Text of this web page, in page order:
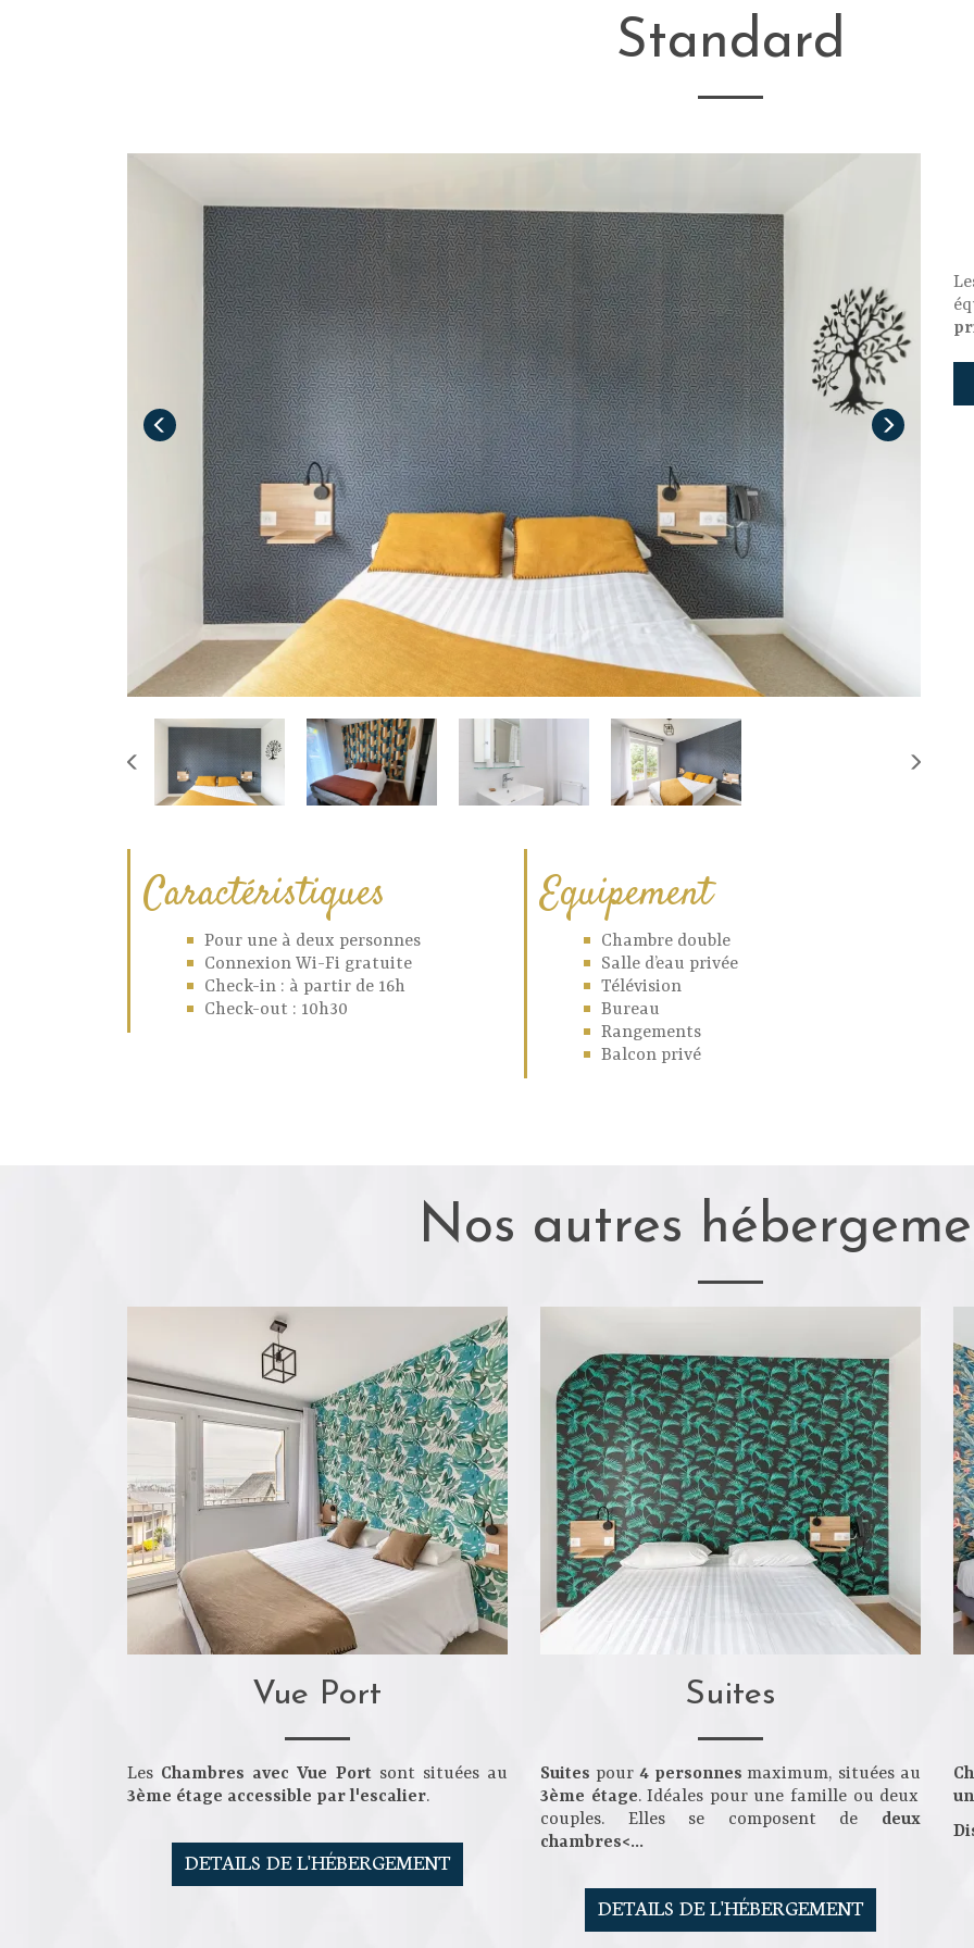
Standard
Caractéristiques
Pour une à deux personnes
Connexion Wi-Fi gratuite
Check-in : à partir de 16h
Check-out : 10h30
Equipement
Chambre double
Salle d’eau privée
Télévision
Bureau
Rangements
Balcon privé
Nos autres
Vue Port
Les Chambres avec Vue Port sont situées au
3ème étage accessible par l'escalier.
DETAILS DE L'HÉBERGEMENT
Suites
Suites pour 4 personnes maximum, situées au
3ème étage. Idéales pour une famille ou deux
couples. Elles se composent de deux
chambres<...
DETAILS DE L'HÉBERGEMENT